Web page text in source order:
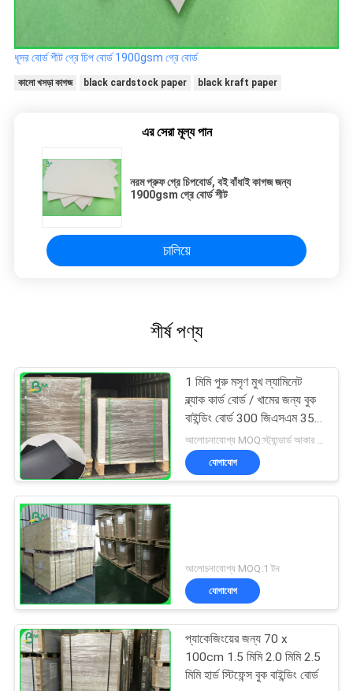
ধূসর বোর্ড শীটগ্রে চিপ বোর্ড 1900gsm গ্রে বোর্ড
কালো খসড়া কাগজ black cardstock paper black kraft paper
এর সেরা মূল্য পান
নরম প্রুফ গ্রে চিপবোর্ড, বই বাঁধাই কাগজ জন্য
1900gsm গ্রে বোর্ড শীট
চালিয়ে
শীর্ষ পণ্য
1 মিমি পুরু মসৃণ মুখ ল্যামিনেট
ব্ল্যাক কার্ড বোর্ড / খামের জন্য বুক
বাইন্ডিং বোর্ড 300 জিএসএম 350
জিএসএম
আলোচনাযোগ্য MOQ:স্ট্যান্ডার্ড আকার 1 টন, অন্যান্য আকার 10 টন
যোগাযোগ
আলোচনাযোগ্য MOQ:1 টন
যোগাযোগ
প্যাকেজিংয়ের জন্য 70 x
100cm 1.5 মিমি 2.0 মিমি 2.5
মিমি হার্ড স্টিফেন্স বুক বাইন্ডিং বোর্ড